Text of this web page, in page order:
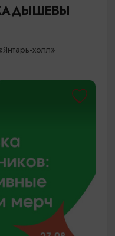
КАДЫШЕВЫ
холл»